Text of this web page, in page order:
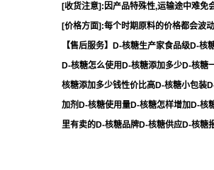
[收货注意]:因产品特殊性,运输途中难免
[价格方面]:每个时期原料的价格都会波
【售后服务】D-核糖生产家食品级D-
D-核糖怎么使用D-核糖添加多少D-核
核糖添加多少钱性价比高D-核糖小包装
加剂D-核糖使用量D-核糖怎样增加D-核
里有卖的D-核糖品牌D-核糖供应D-核糖